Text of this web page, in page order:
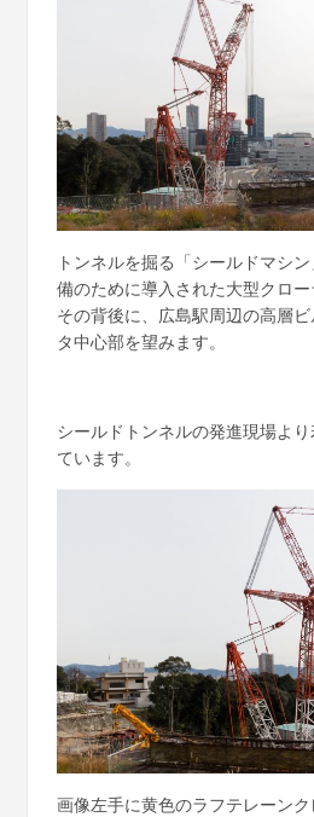
トンネルを掘る「シールドマシ
備のために導入された大型クロー
その背後に、広島駅周辺の高層
タ中心部を望みます。
シールドトンネルの発進現場よ
ています。
画像左手に黄色のラフテレーン